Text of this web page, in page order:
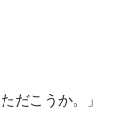
だこうか。」